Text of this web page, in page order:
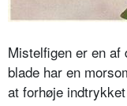
Mistelfigen er en
blade har en
at forhøje